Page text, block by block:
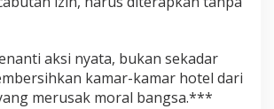
aksi nyata, bukan sekadar
kamar-kamar hotel dari
merusak moral bangsa.***